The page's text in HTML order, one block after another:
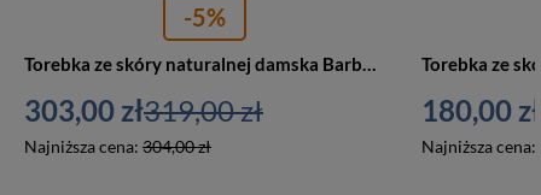
-5%
Torebka ze skóry naturalnej damska Barberini's 770-12 listonoszka mała jasnobrązowa
303,00 zł
Najniższa cena: 304,00 zł
319,00 zł 180,00 zł
Najniższa cena: